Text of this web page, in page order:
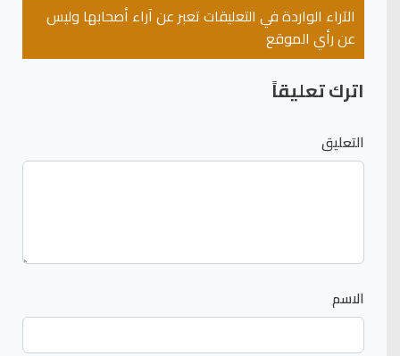
الآراء الواردة في التعليقات تعبر عن آراء أصحابها وليس
عن رأي الموقع
اترك تعليقاً
التعليق
الاسم